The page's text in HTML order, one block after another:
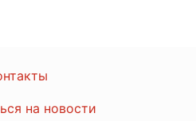
на новости